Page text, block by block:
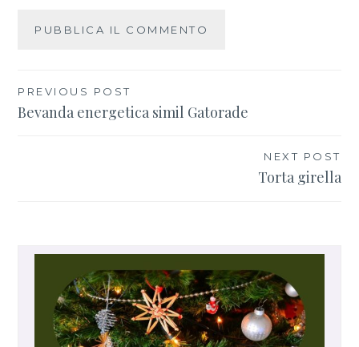
Navigazione
PREVIOUS POST
Bevanda energetica simil Gatorade
NEXT POST
Torta girella